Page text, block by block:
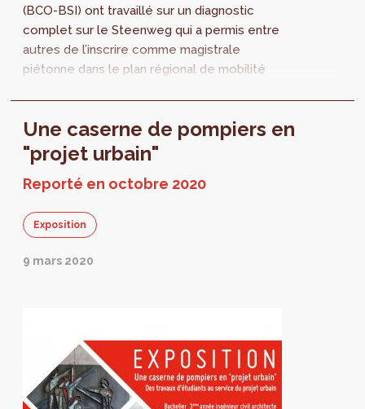
(BCO-BSI) ont travaillé sur un diagnostic
complet sur le Steenweg qui a permis entre
autres de l’inscrire comme magistrale
piétonne dans le plan régional de mobilité
Une caserne de pompiers en
"projet urbain"
Reporté en octobre 2020
Exposition
9 mars 2020